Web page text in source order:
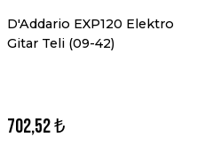
D'Addario EXP120 Elektro
Gitar Teli (09-42)
702,52 ₺